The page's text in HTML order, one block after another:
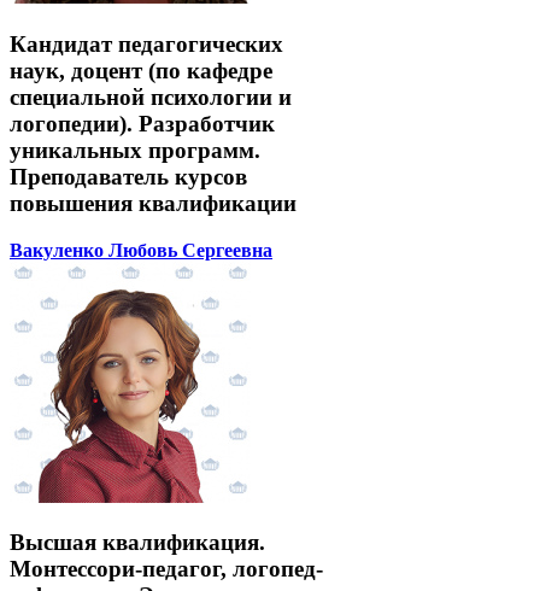
Кандидат педагогических
наук, доцент (по кафедре
специальной психологии и
логопедии). Разработчик
уникальных программ.
Преподаватель курсов
повышения квалификации
Вакуленко Любовь Сергеевна
Высшая квалификация.
Монтессори-педагог, логопед-